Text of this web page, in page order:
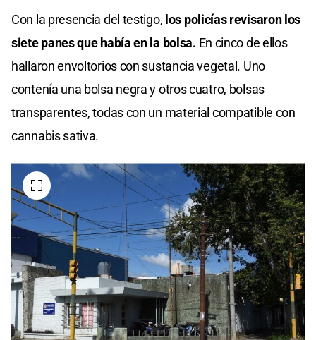
Con la presencia del testigo, los policías revisaron los
siete panes que había en la bolsa. En cinco de ellos
hallaron envoltorios con sustancia vegetal. Uno
contenía una bolsa negra y otros cuatro, bolsas
transparentes, todas con un material compatible con
cannabis sativa.